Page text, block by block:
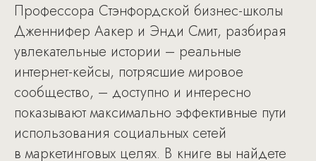
Профессора Стэнфордской бизнес-школы
Дженнифер Аакер и Энди Смит, разбирая
увлекательные истории – реальные
интернет-кейсы, потрясшие мировое
сообщество, – доступно и интересно
показывают максимально эффективные пути
использования социальных сетей
в маркетинговых целях. В книге вы найдете